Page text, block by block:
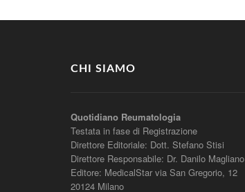
CHI SIAMO
Quotidiano Reumatologia
Testata in fase di Registrazione
Direttore Editoriale: Dott. Stefano Stisi
Direttore Responsabile: Dr. Danilo Magliano
Editore: MedicalStar via San Gregorio, 12
20124 Milano